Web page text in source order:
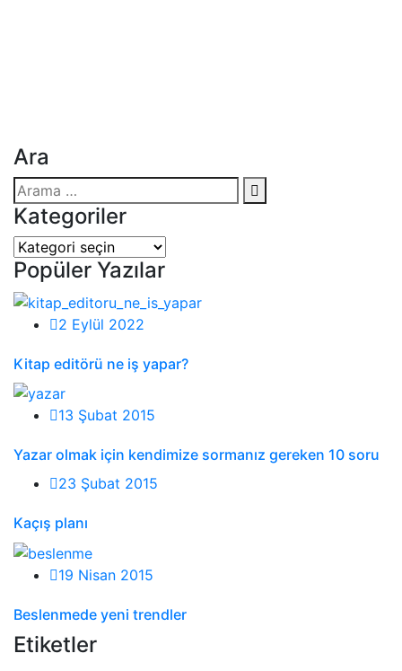
Ara
Kategoriler
Kategoriler
Popüler Yazılar
2 Eylül 2022
Kitap editörü ne iş yapar?
13 Şubat 2015
Yazar olmak için kendimize sormanız gereken 10 soru
23 Şubat 2015
Kaçış planı
19 Nisan 2015
Beslenmede yeni trendler
Etiketler